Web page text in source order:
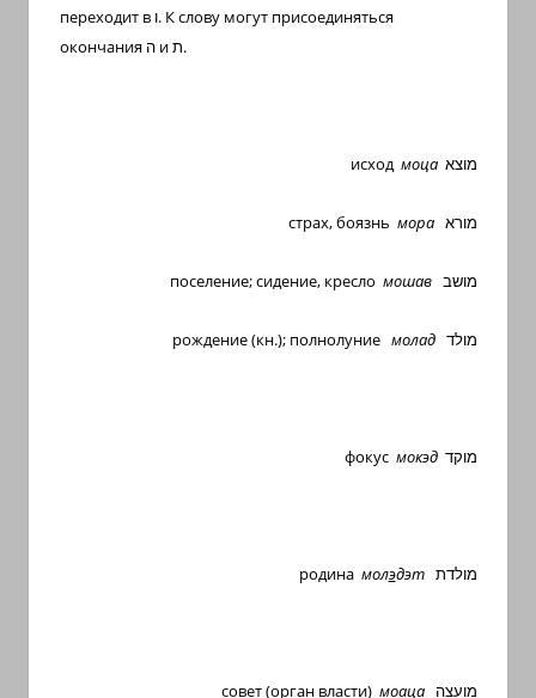
переходит в ו. К слову могут присоединяться
окончания הиת.
исход моца מוצא
страх, боязнь мора מורא
поселение; сидение, кресло мошав מושב
рождение (кн.); полнолуние молад מולד
фокус мокэд מוקד
родина молэдэт מולדת
совет (орган власти) моаца מועצה